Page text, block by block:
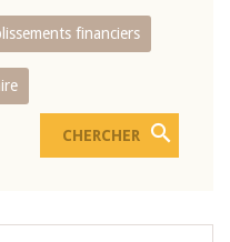
financiers